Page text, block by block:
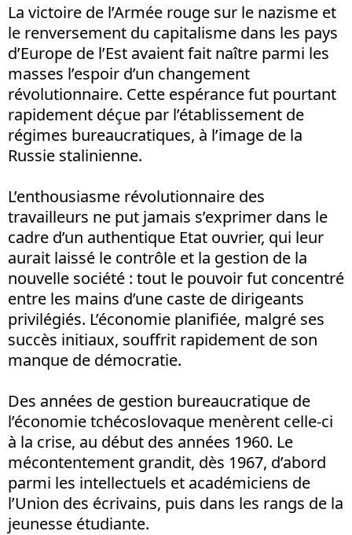
La victoire de l’Armée rouge sur le nazisme et
le renversement du capitalisme dans les pays
d’Europe de l’Est avaient fait naître parmi les
masses l’espoir d’un changement
révolutionnaire. Cette espérance fut pourtant
rapidement déçue par l’établissement de
régimes bureaucratiques, à l’image de la
Russie stalinienne.
L’enthousiasme révolutionnaire des
travailleurs ne put jamais s’exprimer dans le
cadre d’un authentique Etat ouvrier, qui leur
aurait laissé le contrôle et la gestion de la
nouvelle société : tout le pouvoir fut concentré
entre les mains d’une caste de dirigeants
privilégiés. L’économie planifiée, malgré ses
succès initiaux, souffrit rapidement de son
manque de démocratie.
Des années de gestion bureaucratique de
l’économie tchécoslovaque menèrent celle-ci
à la crise, au début des années 1960. Le
mécontentement grandit, dès 1967, d’abord
parmi les intellectuels et académiciens de
l’Union des écrivains, puis dans les rangs de la
jeunesse étudiante.